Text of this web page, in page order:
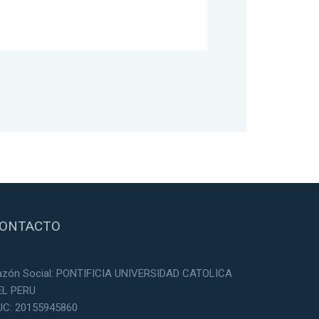
Social: PONTIFICIA UNIVERSIDAD CATOLICA
PERU
20155945860